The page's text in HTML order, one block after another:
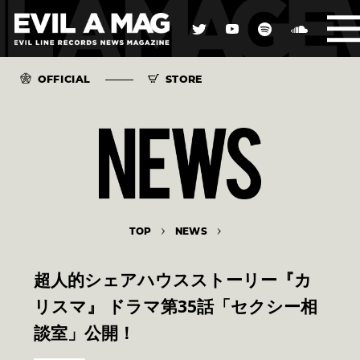
OFFICIAL STORE
TOP NEWS
超人的シェアハウスストーリー『カ
リスマ』 ドラマ第35話「セクシー相
談室」公開！